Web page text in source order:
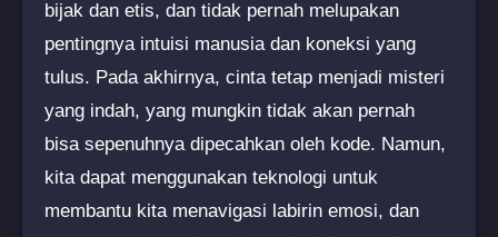
bijak dan etis, dan tidak pernah melupakan
pentingnya intuisi manusia dan koneksi yang
tulus. Pada akhirnya, cinta tetap menjadi misteri
yang indah, yang mungkin tidak akan pernah
bisa sepenuhnya dipecahkan oleh kode. Namun,
kita dapat menggunakan teknologi untuk
membantu kita menavigasi labirin emosi, dan